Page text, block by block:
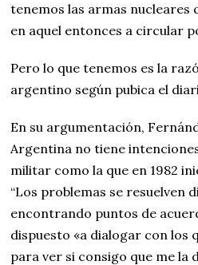
tenemos las armas nucleares
en aquel entonces a circular
Pero lo que tenemos es la
argentino según pubica el
En su argumentación,
Argentina no tiene
militar como la que en 1982
“Los problemas se resuelven
encontrando puntos de
dispuesto «a dialogar con los
para ver si consigo que me la